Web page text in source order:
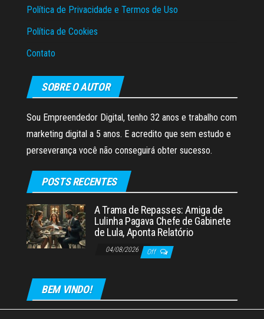
Política de Privacidade e Termos de Uso
Política de Cookies
Contato
SOBRE O AUTOR
Sou Empreendedor Digital, tenho 32 anos e trabalho com
marketing digital a 5 anos. E acredito que sem estudo e
perseverança você não conseguirá obter sucesso.
POSTS RECENTES
A Trama de Repasses: Amiga de
Lulinha Pagava Chefe de Gabinete
de Lula, Aponta Relatório
04/08/2026 Off
BEM VINDO!